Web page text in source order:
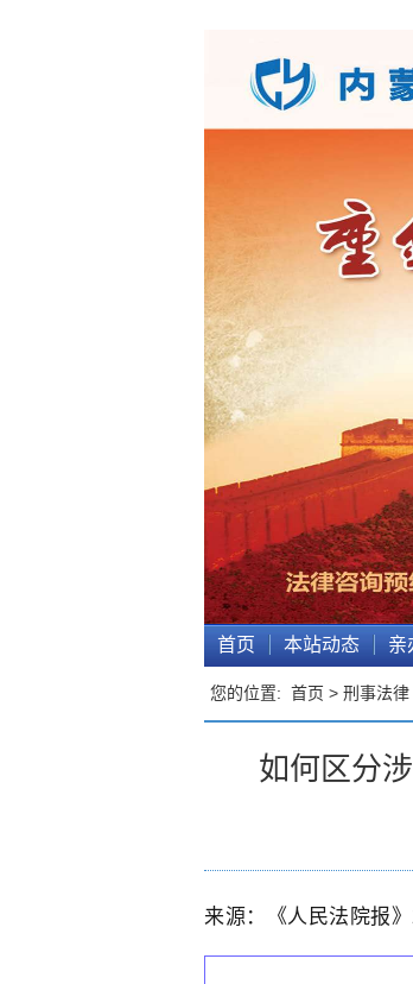
首页 本站动态 亲
您的位置: 首页 > 刑事法律
如何区分
来源：《人民法院报